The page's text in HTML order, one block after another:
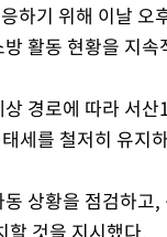
하기 위해 이날
활동 현황을 지
경로에 따라 서
세를 철저히 유지
상황을 점검하
할 것을 지시했다.